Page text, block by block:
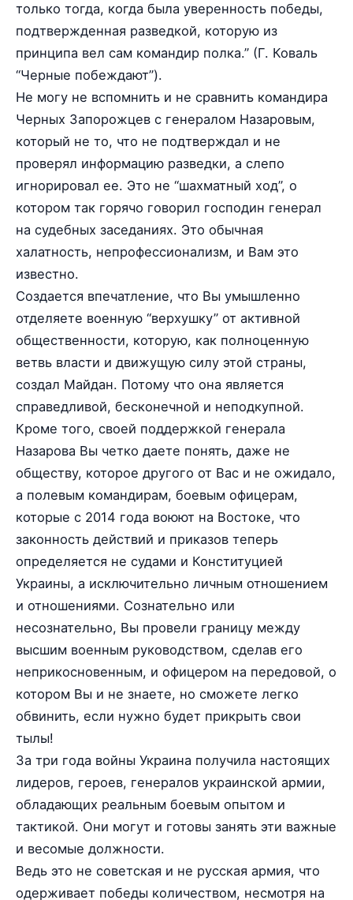
только тогда, когда была уверенность победы,
подтвержденная разведкой, которую из
принципа вел сам командир полка.” (Г. Коваль
“Черные побеждают”).
Не могу не вспомнить и не сравнить командира
Черных Запорожцев с генералом Назаровым,
который не то, что не подтверждал и не
проверял информацию разведки, а слепо
игнорировал ее. Это не “шахматный ход”, о
котором так горячо говорил господин генерал
на судебных заседаниях. Это обычная
халатность, непрофессионализм, и Вам это
известно.
Создается впечатление, что Вы умышленно
отделяете военную “верхушку” от активной
общественности, которую, как полноценную
ветвь власти и движущую силу этой страны,
создал Майдан. Потому что она является
справедливой, бесконечной и неподкупной.
Кроме того, своей поддержкой генерала
Назарова Вы четко даете понять, даже не
обществу, которое другого от Вас и не ожидало,
а полевым командирам, боевым офицерам,
которые с 2014 года воюют на Востоке, что
законность действий и приказов теперь
определяется не судами и Конституцией
Украины, а исключительно личным отношением
и отношениями. Сознательно или
несознательно, Вы провели границу между
высшим военным руководством, сделав его
неприкосновенным, и офицером на передовой, о
котором Вы и не знаете, но сможете легко
обвинить, если нужно будет прикрыть свои
тылы!
За три года войны Украина получила настоящих
лидеров, героев, генералов украинской армии,
обладающих реальным боевым опытом и
тактикой. Они могут и готовы занять эти важные
и весомые должности.
Ведь это не советская и не русская армия, что
одерживает победы количеством, несмотря на